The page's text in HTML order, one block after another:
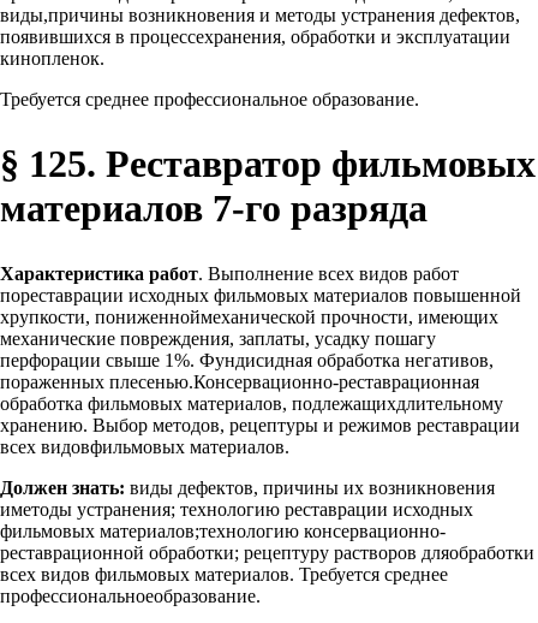
виды,причины возникновения и методы устранения дефектов,
появившихся в процессехранения, обработки и эксплуатации
кинопленок.
Требуется среднее профессиональное образование.
§ 125. Реставратор фильмовых
материалов 7-го разряда
Характеристика работ. Выполнение всех видов работ
пореставрации исходных фильмовых материалов повышенной
хрупкости, пониженноймеханической прочности, имеющих
механические повреждения, заплаты, усадку пошагу
перфорации свыше 1%. Фундисидная обработка негативов,
пораженных плесенью.Консервационно-реставрационная
обработка фильмовых материалов, подлежащихдлительному
хранению. Выбор методов, рецептуры и режимов реставрации
всех видовфильмовых материалов.
Должен знать: виды дефектов, причины их возникновения
иметоды устранения; технологию реставрации исходных
фильмовых материалов;технологию консервационно-
реставрационной обработки; рецептуру растворов дляобработки
всех видов фильмовых материалов. Требуется среднее
профессиональноеобразование.